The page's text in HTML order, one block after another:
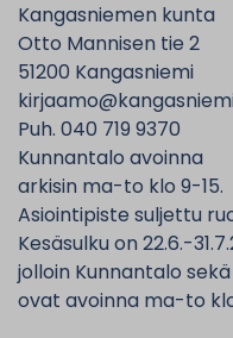
Kangasniemen kunta
Otto Mannisen tie 2
51200 Kangasniemi
Puh. 040 719 9370
Kunnantalo avoinna
arkisin ma-to klo 9-15.
Asiointipiste suljettu
Kesäsulku on 22.6.-
jolloin Kunnantalo
ovat avoinna ma-to